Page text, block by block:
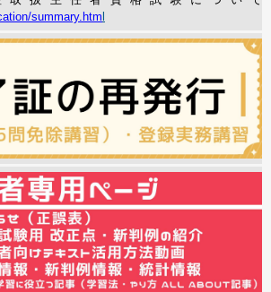
summary.htm